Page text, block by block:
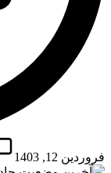
فروردین 12, 1403